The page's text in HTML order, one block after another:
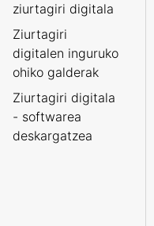
ziurtagiri digitala
Ziurtagiri
digitalen inguruko
ohiko galderak
Ziurtagiri digitala
- softwarea
deskargatzea